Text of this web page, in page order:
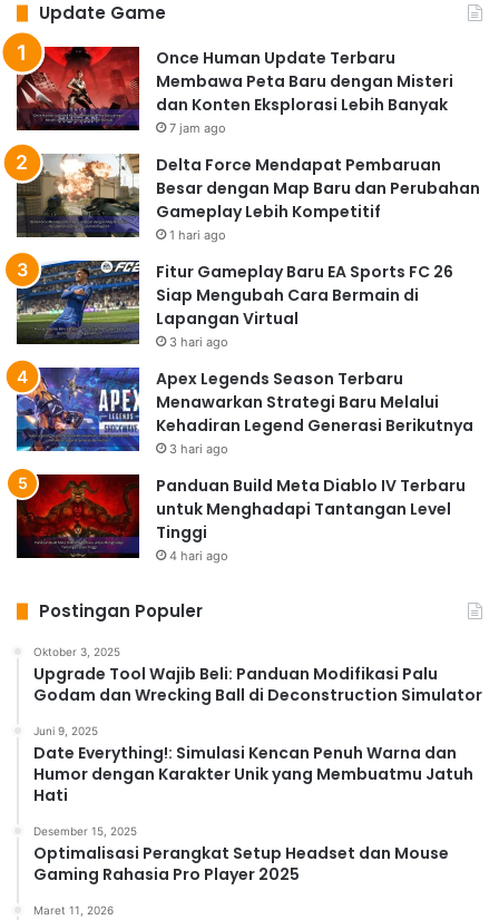
Update Game
Once Human Update Terbaru
Membawa Peta Baru dengan Misteri
dan Konten Eksplorasi Lebih Banyak
7 jam ago
Delta Force Mendapat Pembaruan
Besar dengan Map Baru dan Perubahan
Gameplay Lebih Kompetitif
1 hari ago
Fitur Gameplay Baru EA Sports FC 26
Siap Mengubah Cara Bermain di
Lapangan Virtual
3 hari ago
Apex Legends Season Terbaru
Menawarkan Strategi Baru Melalui
Kehadiran Legend Generasi Berikutnya
3 hari ago
Panduan Build Meta Diablo IV Terbaru
untuk Menghadapi Tantangan Level
Tinggi
4 hari ago
Postingan Populer
Oktober 3, 2025
Upgrade Tool Wajib Beli: Panduan Modifikasi Palu
Godam dan Wrecking Ball di Deconstruction Simulator
Juni 9, 2025
Date Everything!: Simulasi Kencan Penuh Warna dan
Humor dengan Karakter Unik yang Membuatmu Jatuh
Hati
Desember 15, 2025
Optimalisasi Perangkat Setup Headset dan Mouse
Gaming Rahasia Pro Player 2025
Maret 11, 2026